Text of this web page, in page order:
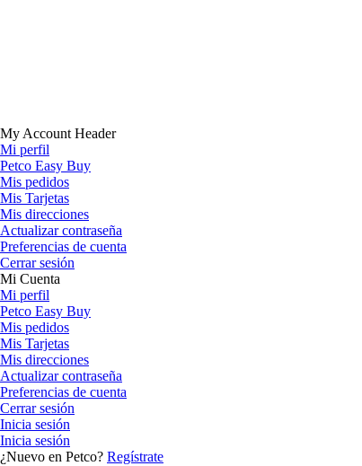
My Account Header
Mi perfil
Petco Easy Buy
Mis pedidos
Mis Tarjetas
Mis direcciones
Actualizar contraseña
Preferencias de cuenta
Cerrar sesión
Mi Cuenta
Mi perfil
Petco Easy Buy
Mis pedidos
Mis Tarjetas
Mis direcciones
Actualizar contraseña
Preferencias de cuenta
Cerrar sesión
Inicia sesión
Inicia sesión
¿Nuevo en Petco? Regístrate